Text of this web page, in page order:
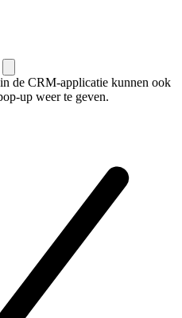
de CRM-applicatie kunnen ook
up weer te geven.